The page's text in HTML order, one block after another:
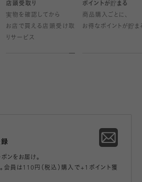
店頭受取り
実物を確認してから
お店で買える店頭受け取
りサービス
ポイントが貯まる
商品購入ごとに、
お得なポイントが貯ま
ンをお届け。
会員は110円（税込）購入で+1ポイント獲